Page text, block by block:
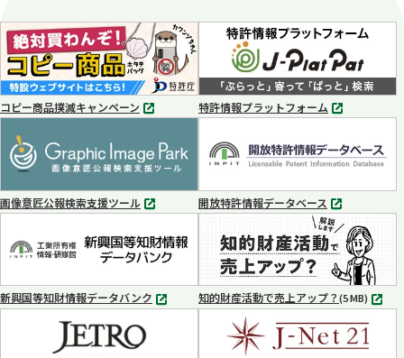
コピー商品撲滅キャンペーン
別
で
開
く
特許情報プラットフォーム
別
ブ
で
く
画像意匠公報検索支援ツール
別
ブ
で
く
開放特許情報データベース
別
タ
ブ
で
開
く
新興国等知財情報データバンク
別
知的財産活動で売上アップ？(5 MB) MP4